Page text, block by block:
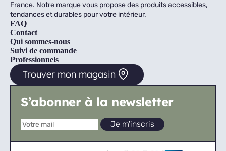
France. Notre marque vous propose des produits accessibles,
tendances et durables pour votre intérieur.
FAQ
Contact
Qui sommes-nous
Suivi de commande
Professionnels
Trouver mon magasin
S’abonner à la newsletter